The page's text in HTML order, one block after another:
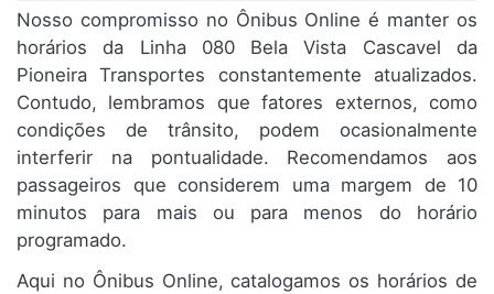
Nosso compromisso no Ônibus Online é manter os
horários da Linha 080 Bela Vista Cascavel da
Pioneira Transportes constantemente atualizados.
Contudo, lembramos que fatores externos, como
condições de trânsito, podem ocasionalmente
interferir na pontualidade. Recomendamos aos
passageiros que considerem uma margem de 10
minutos para mais ou para menos do horário
programado.
Aqui no Ônibus Online, catalogamos os horários de